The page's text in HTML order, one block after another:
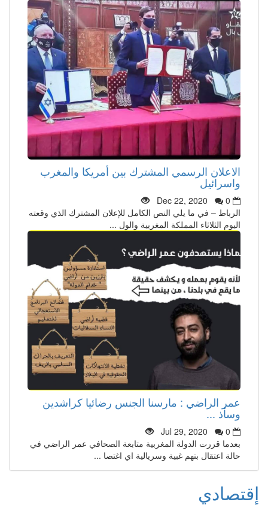
الاعلان الرسمي المشترك بين أمريكا والمغرب
واسرائيل
Dec 22, 2020
0
الرباط – في ما يلي النص الكامل للإعلان المشترك الذي وقعته
اليوم الثلاثاء المملكة المغربية والول ...
عمر الراضي : مارسنا الجنس رضائيا كراشدين
وسأذ ...
Jul 29, 2020
0
بعدما قررت الدولة المغربية متابعة الصحافي عمر الراضي في
حالة اعتقال بتهم غبية وسريالية اي اغتصا ...
إقتصادي